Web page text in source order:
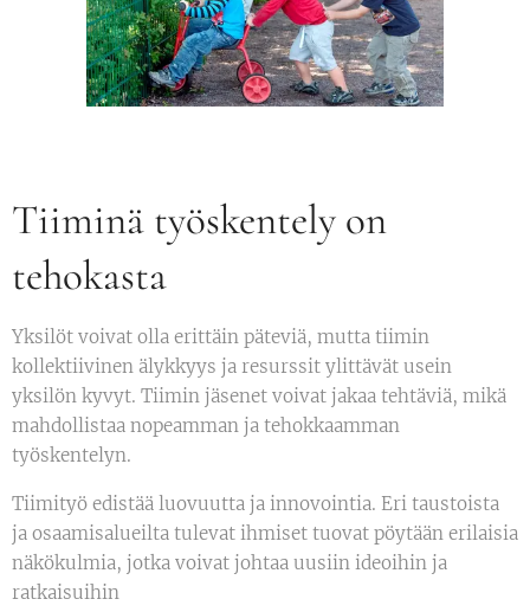
Tiiminä työskentely on
tehokasta
Yksilöt voivat olla erittäin päteviä, mutta tiimin
kollektiivinen älykkyys ja resurssit ylittävät usein
yksilön kyvyt. Tiimin jäsenet voivat jakaa tehtäviä, mikä
mahdollistaa nopeamman ja tehokkaamman
työskentelyn.
Tiimityö edistää luovuutta ja innovointia. Eri taustoista
ja osaamisalueilta tulevat ihmiset tuovat pöytään erilaisia
näkökulmia, jotka voivat johtaa uusiin ideoihin ja
ratkaisuihin